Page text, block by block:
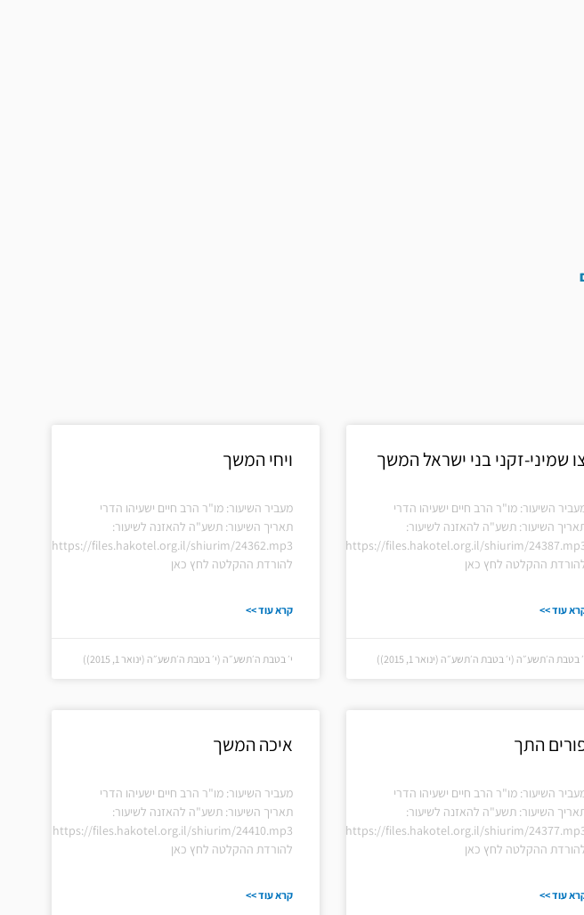
שמיני-זקני בני ישראל המשך
השיעור: מו"ר הרב חיים ישעיהו הדרי
השיעור: תשע"ה להאזנה לשיעור:
https://files.hakotel.org.il/shiurim/
ההקלטה לחץ כאן
עוד >>
בטבת ה׳תשע״ה (י׳ בטבת ה׳תשע״ה (ינואר 1, 2015))
ויחי המשך
מעביר השיעור: מו"ר הרב חיים ישעיהו הדרי
תאריך השיעור: תשע"ה להאזנה לשיעור:
https://files.hakotel.org.il/shiurim/24362.mp3
להורדת ההקלטה לחץ כאן
קרא עוד >>
י׳ בטבת ה׳תשע״ה (י׳ בטבת ה׳תשע״ה (ינואר 1, 2015))
התך
השיעור: מו"ר הרב חיים ישעיהו הדרי
השיעור: תשע"ה להאזנה לשיעור:
https://files.hakotel.org.il/shiurim/
ההקלטה לחץ כאן
עוד >>
איכה המשך
מעביר השיעור: מו"ר הרב חיים ישעיהו הדרי
תאריך השיעור: תשע"ה להאזנה לשיעור:
https://files.hakotel.org.il/shiurim/24410.mp3
להורדת ההקלטה לחץ כאן
קרא עוד >>